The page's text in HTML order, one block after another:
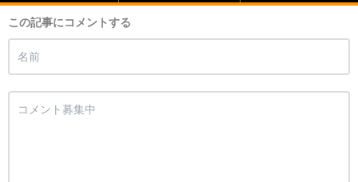
この記事にコメントする